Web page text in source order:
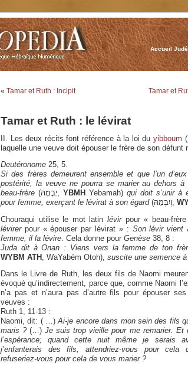
Accueil
« Tamar et Ruth : Incipit Tamar et
Tamar et Ruth : le lévirat
II. Les deux récits font référence à la loi du yibboum (יבום, « lévirat »), selon
laquelle une veuve doit épouser le frère de son défunt
Deutéronome 25, 5.
Si des frères demeurent ensemble et que l’un
postérité, la veuve ne pourra se marier au dehors à
beau-frère
(יְבָמָהּ, YBMH Yebamah) qui doit s’unir à
pour femme, exerçant le lévirat à son égard
(וְיִבְּמָהּ,
Chouraqui utilise le mot latinlévirpour « beau-
lévirerpour « épouser par lévirat » : Son lévir vient
femme, il la lévire . Cela donne pour Genèse 38, 8 :
Juda dit à Onan : Viens vers la femme de ton
WYBM ATH
, WaYabém Otoh), suscite une semence
Dans le Livre de Ruth, les deux fils de Naomi
évoqué qu’indirectement, parce que, comme Naomi
n’a pas et n’aura pas d’autre fils pour épouser
veuves :
Ruth 1, 11-13 :
Naomi, dit: ( …)Ai-je encore dans mon sein des fils
maris ?(…)Je suis trop vieille pour me remarier. Et
l’espérance; quand cette nuit même je serais
j’enfanterais des fils, attendriez-vous pour cela
refuseriez-vous pour cela de vous marier ?